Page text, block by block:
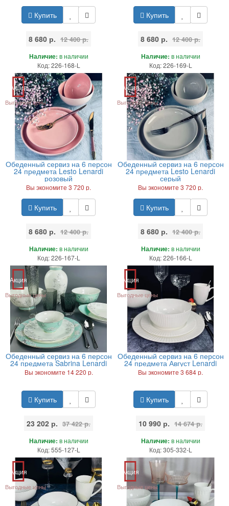
Купить
8 680 р. 12 400 р.
Наличие: в наличии
Код: 226-168-L
Купить
8 680 р. 12 400 р.
Наличие: в наличии
Код: 226-169-L
Акция
Выгодные цены
Обеденный сервиз на 6 персон
24 предмета Lesto Lenardi
розовый
Вы экономите 3 720 р.
Купить
8 680 р. 12 400 р.
Наличие: в наличии
Код: 226-167-L
Акция
Выгодные цены
Обеденный сервиз на 6 персон
24 предмета Lesto Lenardi
серый
Вы экономите 3 720 р.
Купить
8 680 р. 12 400 р.
Наличие: в наличии
Код: 226-166-L
Акция
Выгодные цены
Обеденный сервиз на 6 персон
24 предмета Sabrina Lenardi
Вы экономите 14 220 р.
Купить
23 202 р. 37 422 р.
Наличие: в наличии
Код: 555-127-L
Акция
Выгодные цены
Обеденный сервиз на 6 персон
24 предмета Август Lenardi
Вы экономите 3 684 р.
Купить
10 990 р. 14 674 р.
Наличие: в наличии
Код: 305-332-L
Акция
Выгодные цены
Акция
Выгодные цены